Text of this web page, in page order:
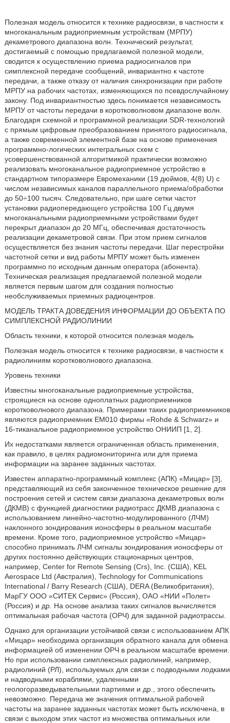
Полезная модель относится к технике радиосвязи, в частности к
многоканальным радиоприемным устройствам (МРПУ)
декаметрового диапазона волн. Технический результат,
достигаемый с помощью предлагаемой полезной модели,
сводится к осуществлению приема радиосигналов при
симплексной передаче сообщений, инвариантно к частоте
передачи, а также отказу от наличия синхронизации при работе
МРПУ на рабочих частотах, изменяющихся по псевдослучайному
закону. Под инвариантностью здесь понимается независимость
МРПУ от частоты передачи в коротковолновом диапазоне волн.
Благодаря схемной и программной реализации SDR-технологий
с прямым цифровым преобразованием принятого радиосигнала,
а также современной элементной базе на основе применения
программно-логических интегральных схем с
усовершенствованной алгоритмикой практически возможно
реализовать многоканальное радиоприемное устройство в
стандартном типоразмере Евромеханики (19 дюймов, 4(8) U) с
числом независимых каналов параллельного приема/обработки
до 50÷100 тысяч. Следовательно, при шаге сетки частот
установки радиопередающего устройства 100 Гц двумя
многоканальными радиоприемными устройствами будет
перекрыт диапазон до 20 МГц, обеспечивая достаточность
реализации декаметровой связи. При этом прием сигналов
осуществляется без знания частоты передачи. Шаг перестройки
частотной сетки и вид работы МРПУ может быть изменен
программно по исходным данным оператора (абонента).
Техническая реализация предлагаемой полезной модели
является первым шагом для создания полностью
необслуживаемых приемных радиоцентров.
МОДЕЛЬ ТРАКТА ДОВЕДЕНИЯ ИНФОРМАЦИИ ДО ОБЪЕКТА ПО
СИМПЛЕКСНОЙ РАДИОЛИНИИ
Область техники, к которой относится полезная модель
Полезная модель относится к технике радиосвязи, в частности к
радиолиниям коротковолнового диапазона.
Уровень техники
Известны многоканальные радиоприемные устройства,
строящиеся на основе одноплатных радиоприемников
коротковолнового диапазона. Примерами таких радиоприемников
являются радиоприемник ЕМ010 фирмы «Rohde & Schwarz» и
16-тиканальное радиоприемное устройство ОНИИП [1, 2].
Их недостатками является ограниченная область применения,
как правило, в целях радиомониторинга или для приема
информации на заранее заданных частотах.
Известен аппаратно-программный комплекс (АПК) «Мицар» [3],
представляющий из себя законченное техническое решение для
построения сетей и систем связи диапазона декаметровых волн
(ДКМВ) с функцией диагностики радиотрасс ДКМВ диапазона с
использованием линейно-частотно-модулированного (ЛЧМ)
наклонного зондирования ионосферы в реальном масштабе
времени. Кроме того, радиоприемное устройство «Мицар»
способно принимать ЛЧМ сигналы зондирования ионосферы от
других постоянно действующих стационарных центров,
например, Center for Remote Sensing (Crs), Inc. (США), KEL
Aerospace Ltd (Австралия), Technology for Communications
International / Barry Research (США), DERA (Великобритания),
МарГУ ООО «СИТЕК Сервис» (Россия), ОАО «НИИ «Полет»
(Россия) и др. На основе анализа таких сигналов вычисляется
оптимальная рабочая частота (ОРЧ) для заданной радиотрассы.
Однако для организации устойчивой связи с использованием АПК
«Мицар» необходима организация обратного канала для обмена
информацией об изменении ОРЧ в реальном масштабе времени.
Но при использовании симплексных радиолиний, например,
радиолиний (РЛ), используемых для связи с подводными лодками
и надводными кораблями, удаленными
геологоразведывательными партиями и др., этого обеспечить
невозможно. Передача же значения оптимальной рабочей
частоты на заранее заданных частотах может быть исключена, в
связи с выходом этих частот из множества оптимальных или